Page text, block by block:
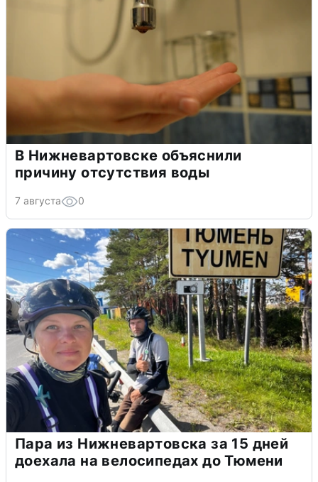
В Нижневартовске объяснили
причину отсутствия воды
7 августа 0
Пара из Нижневартовска за 15 дней
доехала на велосипедах до Тюмени